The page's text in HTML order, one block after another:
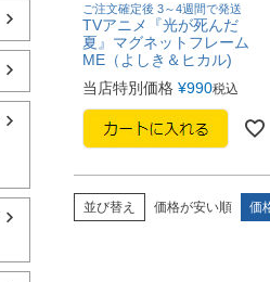
ご注文確定後 3～4週間で発送
TVアニメ『光が死んだ
夏』マグネットフレーム
ME（よしき＆ヒカル)
当店特別価格 ¥990税込
並び替え 価格が安い順 価